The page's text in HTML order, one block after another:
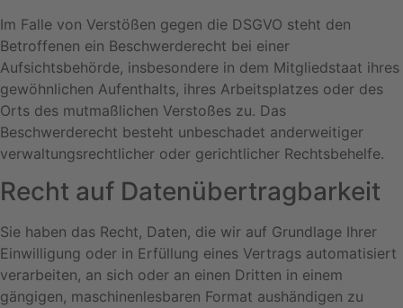
Im Falle von Verstößen gegen die DSGVO steht den
Betroffenen ein Beschwerderecht bei einer
Aufsichtsbehörde, insbesondere in dem Mitgliedstaat ihres
gewöhnlichen Aufenthalts, ihres Arbeitsplatzes oder des
Orts des mutmaßlichen Verstoßes zu. Das
Beschwerderecht besteht unbeschadet anderweitiger
verwaltungsrechtlicher oder gerichtlicher Rechtsbehelfe.
Recht auf Daten­übertrag­barkeit
Sie haben das Recht, Daten, die wir auf Grundlage Ihrer
Einwilligung oder in Erfüllung eines Vertrags automatisiert
verarbeiten, an sich oder an einen Dritten in einem
gängigen, maschinenlesbaren Format aushändigen zu